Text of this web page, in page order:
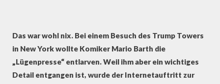
Das war wohl nix. Bei einem Besuch des Trump Towers
in New York wollte Komiker Mario Barth die
„Lügenpresse“ entlarven. Weil ihm aber ein wichtiges
Detail entgangen ist, wurde der Internetauftritt zur